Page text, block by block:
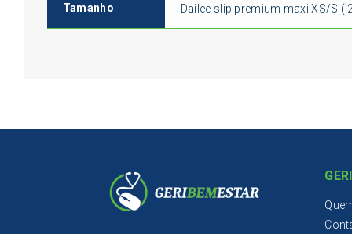
Tamanho Dailee slip premium maxi XS/S (